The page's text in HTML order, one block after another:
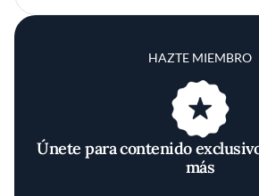
HAZTE MIEMBRO
Únete para contenido
más